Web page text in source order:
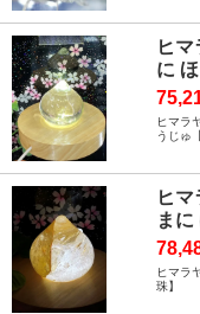
ヒ
に
ヒマラ
うじゅ
ヒ
まに
ヒマラ
珠】